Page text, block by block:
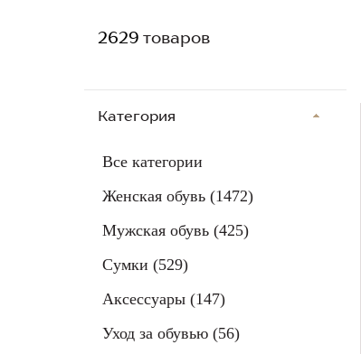
Категория
Все категории
Женская обувь (1472)
Мужская обувь (425)
Сумки (529)
Аксессуары (147)
Уход за обувью (56)
2629 товаров